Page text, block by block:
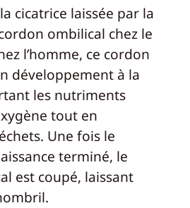
cicatrice laissée par la
ombilical chez le
l’homme, ce cordon
développement à la
les nutriments
tout en
Une fois le
terminé, le
est coupé, laissant